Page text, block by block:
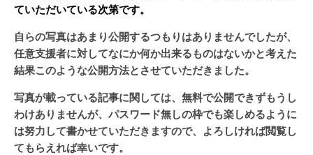
ていただいている次第です。
自らの写真はあまり公開するつもりはありませんでしたが、
任意支援者に対してなにか何か出来るものはないかと考えた
結果このような公開方法とさせていただきました。
写真が載っている記事に関しては、無料で公開できずもうし
わけありませんが、パスワード無しの枠でも楽しめるように
は努力して書かせていただきますので、よろしければ閲覧し
てもらえれば幸いです。